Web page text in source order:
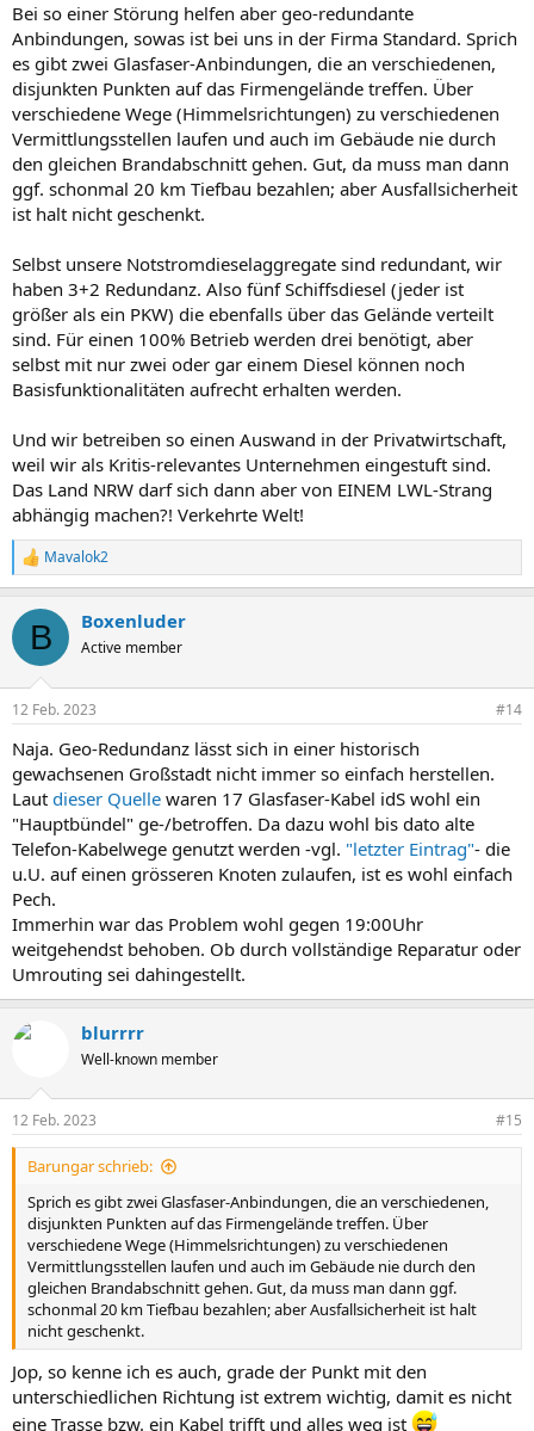
Bei so einer Störung helfen aber geo-redundante
Anbindungen, sowas ist bei uns in der Firma Standard. Sprich
es gibt zwei Glasfaser-Anbindungen, die an verschiedenen,
disjunkten Punkten auf das Firmengelände treffen. Über
verschiedene Wege (Himmelsrichtungen) zu verschiedenen
Vermittlungsstellen laufen und auch im Gebäude nie durch
den gleichen Brandabschnitt gehen. Gut, da muss man dann
ggf. schonmal 20 km Tiefbau bezahlen; aber Ausfallsicherheit
ist halt nicht geschenkt.
Selbst unsere Notstromdieselaggregate sind redundant, wir
haben 3+2 Redundanz. Also fünf Schiffsdiesel (jeder ist
größer als ein PKW) die ebenfalls über das Gelände verteilt
sind. Für einen 100% Betrieb werden drei benötigt, aber
selbst mit nur zwei oder gar einem Diesel können noch
Basisfunktionalitäten aufrecht erhalten werden.
Und wir betreiben so einen Auswand in der Privatwirtschaft,
weil wir als Kritis-relevantes Unternehmen eingestuft sind.
Das Land NRW darf sich dann aber von EINEM LWL-Strang
abhängig machen?! Verkehrte Welt!
R
e
k
i
e
:
Mavalok2
B Boxenluder
Active member
12 Feb. 2023 #14
Naja. Geo-Redundanz lässt sich in einer historisch
gewachsenen Großstadt nicht immer so einfach herstellen.
Laut dieser Quelle waren 17 Glasfaser-Kabel idS wohl ein
"Hauptbündel" ge-/betroffen. Da dazu wohl bis dato alte
Telefon-Kabelwege genutzt werden -vgl. "letzter Eintrag"- die
u.U. auf einen grösseren Knoten zulaufen, ist es wohl einfach
Pech.
Immerhin war das Problem wohl gegen 19:00Uhr
weitgehendst behoben. Ob durch vollständige Reparatur oder
Umrouting sei dahingestellt.
blurrrr
Well-known member
12 Feb. 2023 #15
Barungar schrieb:
Sprich es gibt zwei Glasfaser-Anbindungen, die an verschiedenen,
disjunkten Punkten auf das Firmengelände treffen. Über
verschiedene Wege (Himmelsrichtungen) zu verschiedenen
Vermittlungsstellen laufen und auch im Gebäude nie durch den
gleichen Brandabschnitt gehen. Gut, da muss man dann ggf.
schonmal 20 km Tiefbau bezahlen; aber Ausfallsicherheit ist halt
nicht geschenkt.
Jop, so kenne ich es auch, grade der Punkt mit den
unterschiedlichen Richtung ist extrem wichtig, damit es nicht
eine Trasse bzw. ein Kabel trifft und alles weg ist